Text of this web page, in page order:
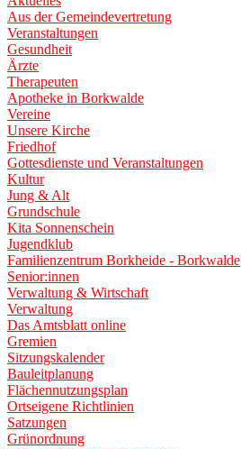
Aus der Gemeindevertretung
Veranstaltungen
Gesundheit
Ärzte
Therapeuten
Apotheke in Borkwalde
Vereine
Unsere Kirche
Friedhof
Gottesdienste und Veranstaltungen
Kultur
Jung & Alt
Grundschule
Kita Sonnenschein
Jugendklub
Familienzentrum Borkheide - Borkwalde
Senior:innen
Verwaltung & Wirtschaft
Verwaltung
Das Amtsblatt online
Gremien
Sitzungskalender
Bauleitplanung
Flächennutzungsplan
Ortseigene Richtlinien
Satzungen
Grünordnung